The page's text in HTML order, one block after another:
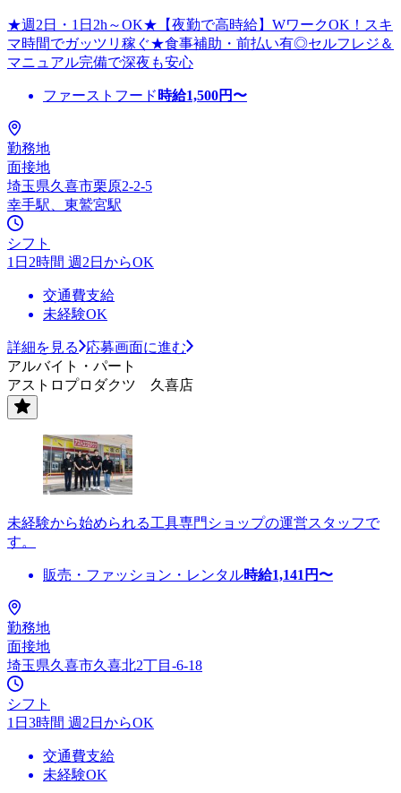
★週2日・1日2h～OK★【夜勤で高時給】WワークOK！スキ
マ時間でガッツリ稼ぐ★食事補助・前払い有◎セルフレジ＆
マニュアル完備で深夜も安心
ファーストフード 時給1,500円〜
勤務地
面接地
埼玉県久喜市栗原2-2-5
幸手駅、東鷲宮駅
シフト
1日2時間 週2日からOK
交通費支給
未経験OK
詳細を見る
応募画面に進む
アルバイト・パート
アストロプロダクツ 久喜店
未経験から始められる工具専門ショップの運営スタッフで
す。
販売・ファッション・レンタル時給1,141 円〜
勤務地
面接地
埼玉県久喜市久喜北2丁目-6-18
シフト
1日3時間 週2日からOK
交通費支給
未経験OK